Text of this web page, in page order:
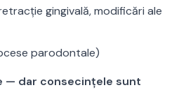
gingivală, modificări ale
parodontale)
— dar consecințele sunt